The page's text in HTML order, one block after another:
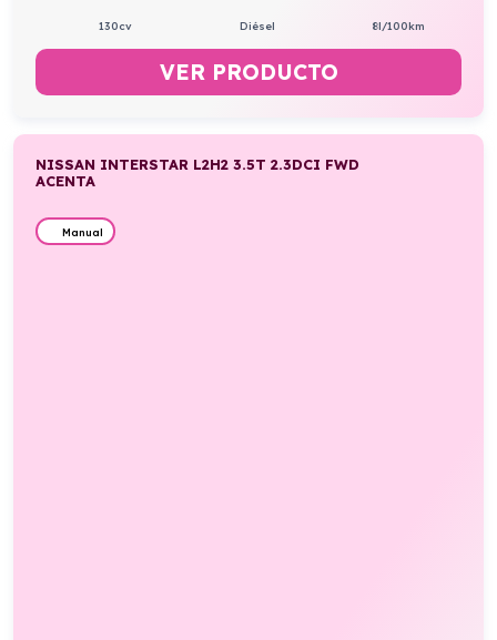
130cv Diésel 8l/100km
VER PRODUCTO
NISSAN INTERSTAR L2H2 3.5T 2.3DCI FWD
ACENTA
Manual